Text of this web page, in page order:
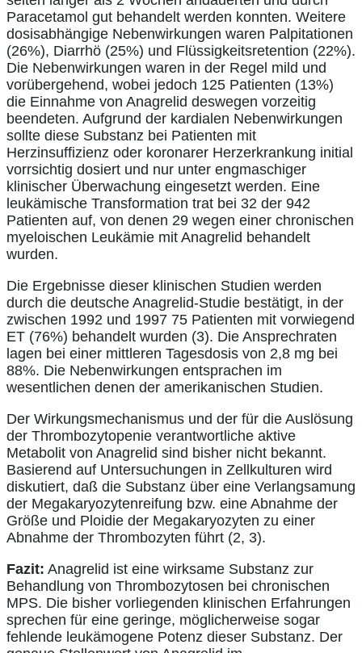
Paracetamol gut behandelt werden konnten. Weitere
dosisabhängige Nebenwirkungen waren Palpitationen
(26%), Diarrhö (25%) und Flüssigkeitsretention (22%).
Die Nebenwirkungen waren in der Regel mild und
vorübergehend, wobei jedoch 125 Patienten (13%)
die Einnahme von Anagrelid deswegen vorzeitig
beendeten. Aufgrund der kardialen Nebenwirkungen
sollte diese Substanz bei Patienten mit
Herzinsuffizienz oder koronarer Herzerkrankung initial
vorrsichtig dosiert und nur unter engmaschiger
klinischer Überwachung eingesetzt werden. Eine
leukämische Transformation trat bei 32 der 942
Patienten auf, von denen 29 wegen einer chronischen
myeloischen Leukämie mit Anagrelid behandelt
wurden.
Die Ergebnisse dieser klinischen Studien werden
durch die deutsche Anagrelid-Studie bestätigt, in der
zwischen 1992 und 1997 75 Patienten mit vorwiegend
ET (76%) behandelt wurden (3). Die Ansprechraten
lagen bei einer mittleren Tagesdosis von 2,8 mg bei
88%. Die Nebenwirkungen entsprachen im
wesentlichen denen der amerikanischen Studien.
Der Wirkungsmechanismus und der für die Auslösung
der Thrombozytopenie verantwortliche aktive
Metabolit von Anagrelid sind bisher nicht bekannt.
Basierend auf Untersuchungen in Zellkulturen wird
diskutiert, daß die Substanz über eine Verlangsamung
der Megakaryozytenreifung bzw. eine Abnahme der
Größe und Ploidie der Megakaryozyten zu einer
Abnahme der Thrombozyten führt (2, 3).
Fazit: Anagrelid ist eine wirksame Substanz zur
Behandlung von Thrombozytosen bei chronischen
MPS. Die bisher vorliegenden klinischen Erfahrungen
sprechen für eine geringe, möglicherweise sogar
fehlende leukämogene Potenz dieser Substanz. Der